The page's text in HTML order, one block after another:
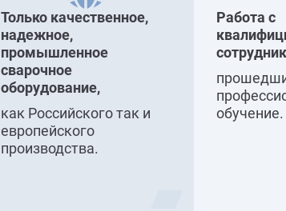
Только качественное,
надежное,
промышленное
сварочное
оборудование,
как Российского так и
европейского
производства.
Работа с
обучение.